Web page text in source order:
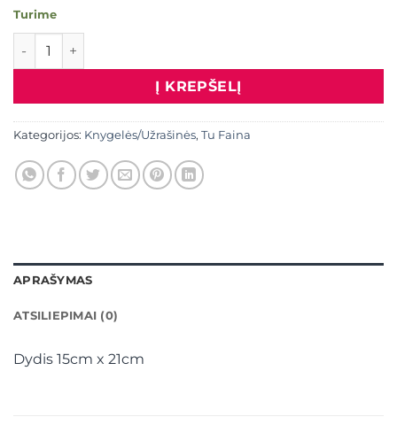
Turime
produkto kiekis: Užrašinė "Žydinčios mintys" , didesnė
Į KREPŠELĮ
Kategorijos: Knygelės/Užrašinės, Tu Faina
APRAŠYMAS
ATSILIEPIMAI (0)
Dydis 15cm x 21cm